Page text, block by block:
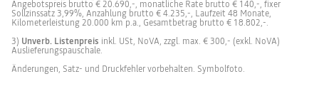
Angebotspreis brutto € 20.690,-, monatliche Rate brutto € 140,-, fixer
Sollzinssatz 3,99%, Anzahlung brutto € 4.235,-, Laufzeit 48 Monate,
Kilometerleistung 20.000 km p.a., Gesamtbetrag brutto € 18.802,-.
3) Unverb. Listenpreis inkl. USt, NoVA, zzgl. max. € 300,- (exkl. NoVA)
Auslieferungspauschale.
Änderungen, Satz- und Druckfehler vorbehalten. Symbolfoto.